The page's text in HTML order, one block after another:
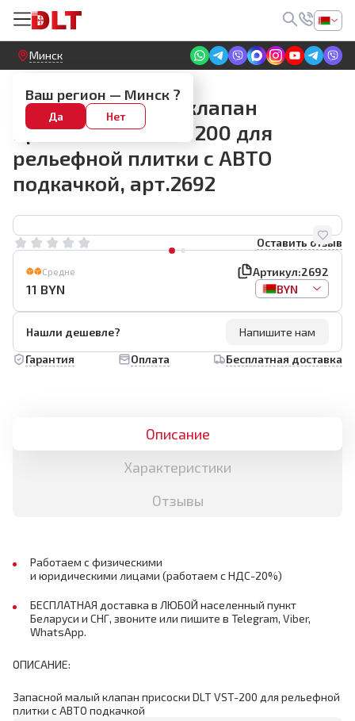
Круглосуточный! Прием заявок на сайте
Минск
Ваш регион — Минск ?
Да Нет
DLT VST-200
Запасной малый клапан
присоски DLT VST-200 для
рельефной плитки с АВТО
подкачкой, арт.2692
Оставить отзыв
Средне Артикул:2692
11 BYN BYN
Нашли дешевле?
Напишите нам
Гарантия
Оплата Бесплатная доставка
Описание
Характеристики
Отзывы
Работаем с физическими
и юридическими лицами (работаем с НДС-20%)
БЕСПЛАТНАЯ доставка в ЛЮБОЙ населенный пункт
Беларуси и СНГ, звоните или пишите в Telegram, Viber,
WhatsApp.
ОПИСАНИЕ:
Запасной малый клапан присоски DLT VST-200 для рельефной
плитки с АВТО подкачкой